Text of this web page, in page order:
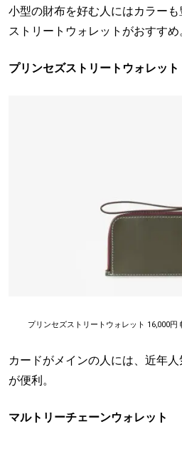
小型の財布を好む人にはカラー
ストリートウォレットがおすすめ。
プリンセズストリートウォレット
プリンセズストリートウォレット 16,000円
カードがメインの人には、近年
が便利。
マルトリーチェーンウォレット